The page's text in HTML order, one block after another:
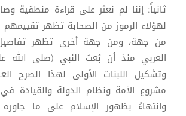
ثانياً: إننا لم نعثر على قراءة منطقية
لهؤلاء الرموز من الصحابة تظهر
من جهة، ومن جهة أخرى تظهر تفاصيل
العربي منذ أن بُعث النبي (صلى الله
وتشكيل اللبنات الأولى لهذا الصرح
مشروع الأمة ونظام الدولة والقيادة في
وانتهاءً بظهور الإسلام على ما